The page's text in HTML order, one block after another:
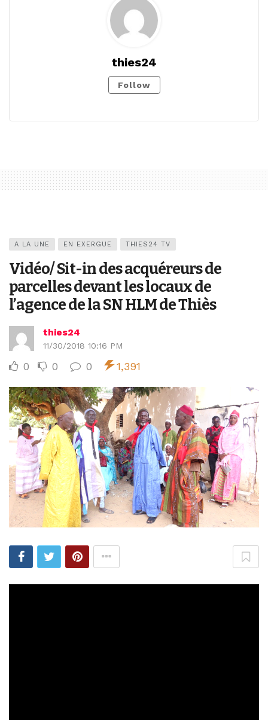
thies24
Follow
A LA UNE EN EXERGUE THIES24 TV
Vidéo/ Sit-in des acquéreurs de
parcelles devant les locaux de
l’agence de la SN HLM de Thiès
thies24
11/30/2018 10:16 PM
0 0 0 1,391